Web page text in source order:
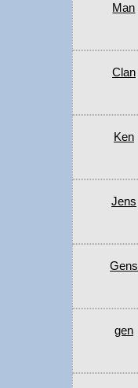
Man
Clan
Ken
Jens
Gens
gen